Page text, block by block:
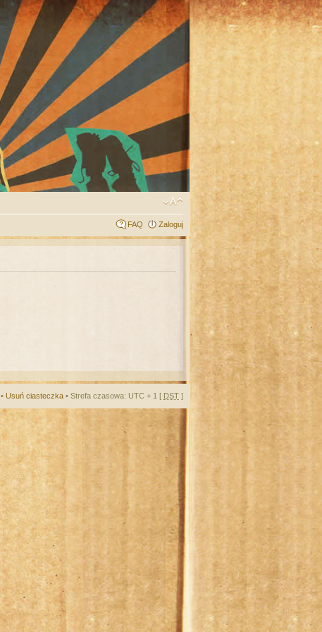
FAQ Zaloguj
• Usuń ciasteczka • Strefa czasowa: UTC + 1 [ DST ]